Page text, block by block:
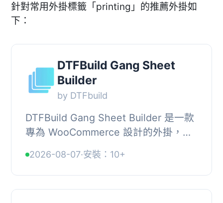
針對常用外掛標籤「printing」的推薦外掛如
下：
DTFBuild Gang Sheet
Builder
by DTFbuild
DTFBuild Gang Sheet Builder 是一款
專為 WooCommerce 設計的外掛，讓
包和配置 Direct-to-Film (DTF) 幫助顧
客生成可列印...
2026-08-07·安裝：10+